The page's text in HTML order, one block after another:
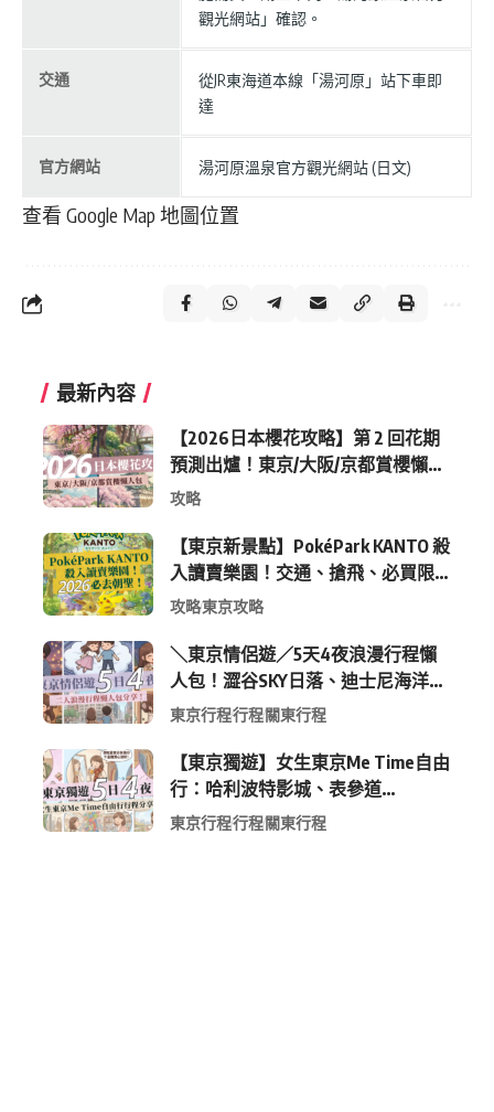
觀光網站」確認。
交通
從JR東海道本線「湯河原」站下車即
達
官方網站 湯河原溫泉官方觀光網站 (日文)
查看 Google Map 地圖位置
最新內容
【2026日本櫻花攻略】第 2 回花期
預測出爐！東京/大阪/京都賞櫻懶人
包 (附最新時間表)
攻略
【東京新景點】PokéPark KANTO 殺
入讀賣樂園！交通、搶飛、必買限
定周邊全攻略
攻略東京攻略
＼東京情侶遊／5天4夜浪漫行程懶
人包！澀谷SKY日落、迪士尼海洋、
中目黑高質感咖啡廳全收錄
東京行程行程關東行程
【東京獨遊】女生東京Me Time自由
行：哈利波特影城、表參道
Shopping 與下北澤尋寶5日4夜慢活
東京行程行程關東行程